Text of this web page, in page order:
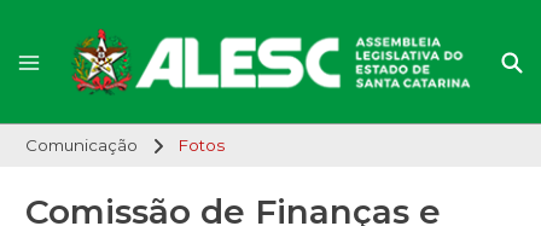
Comunicação Fotos
Comissão de Finanças e